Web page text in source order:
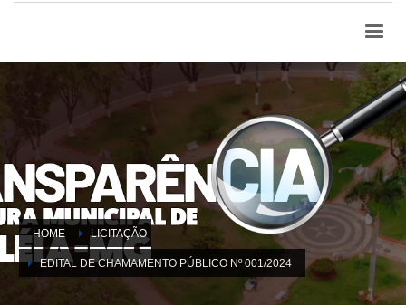
HOME LICITAÇÃO
EDITAL DE CHAMAMENTO PÚBLICO Nº 001/2024